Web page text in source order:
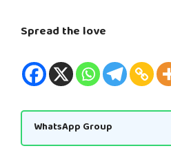
Spread the love
WhatsApp Group